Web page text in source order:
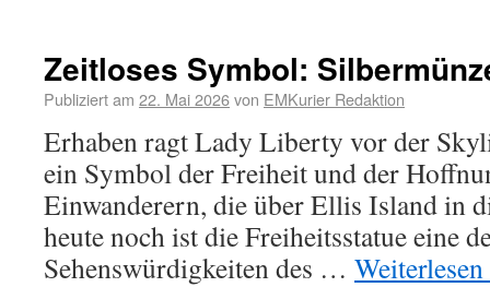
Zeitloses Symbol:
Publiziert am 22. Mai 2026von EMKurier Redaktion
Erhaben ragt Lady Liberty vor der
ein Symbol der Freiheit und der
Einwanderern, die über Ellis Island in
heute noch ist die Freiheitsstatue eine
Sehenswürdigkeiten des … Weiterlesen